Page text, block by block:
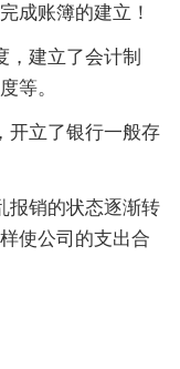
成账簿的建立！
，建立了会计制
等。
开立了银行一般存
报销的状态逐渐转
使公司的支出合